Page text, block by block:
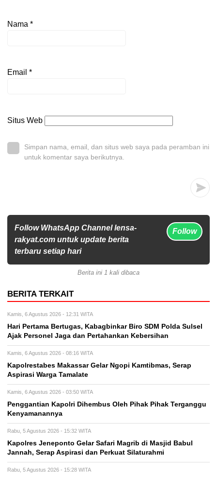
Nama *
Email *
Situs Web
Simpan nama, email, dan situs web saya pada peramban ini
untuk komentar saya berikutnya.
Follow WhatsApp Channel lensa-
rakyat.com untuk update berita
terbaru setiap hari
Follow
Berita ini 1 kali dibaca
BERITA TERKAIT
Kamis, 6 Agustus 2026 - 12:31 WITA
Hari Pertama Bertugas, Kabagbinkar Biro SDM Polda Sulsel
Ajak Personel Jaga dan Pertahankan Kebersihan
Kamis, 6 Agustus 2026 - 08:16 WITA
Kapolrestabes Makassar Gelar Ngopi Kamtibmas, Serap
Aspirasi Warga Tamalate
Kamis, 6 Agustus 2026 - 03:50 WITA
Penggantian Kapolri Dihembus Oleh Pihak Pihak Terganggu
Kenyamanannya
Rabu, 5 Agustus 2026 - 15:32 WITA
Kapolres Jeneponto Gelar Safari Magrib di Masjid Babul
Jannah, Serap Aspirasi dan Perkuat Silaturahmi
Rabu, 5 Agustus 2026 - 15:28 WITA